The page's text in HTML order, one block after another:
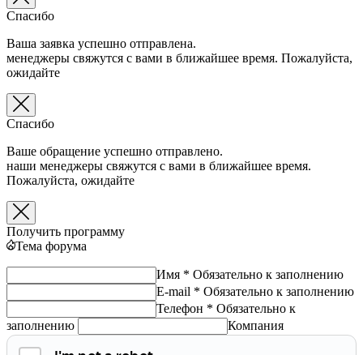
Спасибо
Ваша заявка успешно отправлена.
менеджеры свяжутся с вами в ближайшее время. Пожалуйста,
ожидайте
Спасибо
Ваше обращение успешно отправлено.
наши менеджеры свяжутся с вами в ближайшее время.
Пожалуйста, ожидайте
Получить программу
Тема форума
Имя * Обязательно к заполнению
E-mail * Обязательно к заполнению
Телефон * Обязательно к
заполнению
Компания